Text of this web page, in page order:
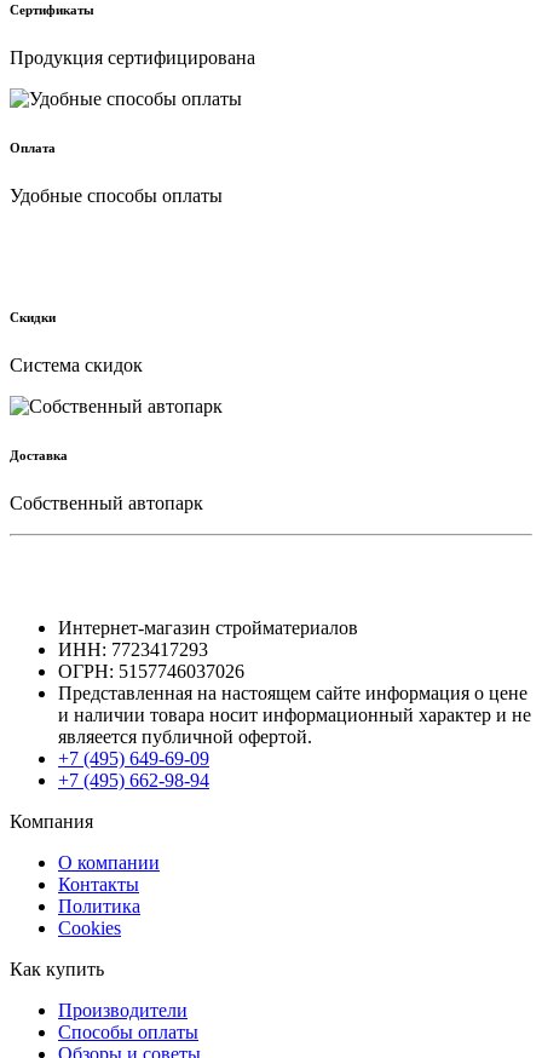
Сертификаты
Продукция сертифицирована
Оплата
Удобные способы оплаты
Скидки
Cистема скидок
Доставка
Собственный автопарк
Интернет-магазин стройматериалов
ИНН: 7723417293
ОГРН: 5157746037026
Представленная на настоящем сайте информация о цене
и наличии товара носит информационный характер и не
являеется публичной офертой.
+7 (495) 649-69-09
+7 (495) 662-98-94
Компания
О компании
Контакты
Политика
Cookies
Как купить
Производители
Способы оплаты
Обзоры и советы